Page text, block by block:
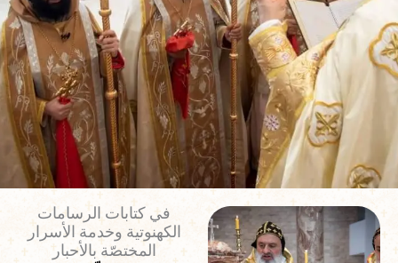
في كتابات الرسامات
الكهنوتية وخدمة الأسرار
المختصّة بالأحبار